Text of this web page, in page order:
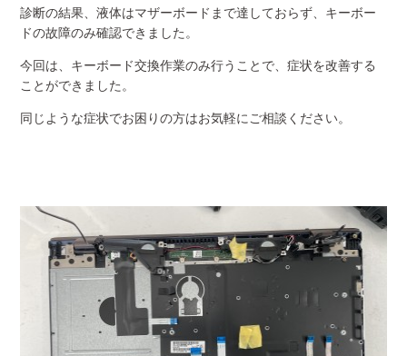
診断の結果、液体はマザーボードまで達しておらず、キーボー
ドの故障のみ確認できました。
今回は、キーボード交換作業のみ行うことで、症状を改善する
ことができました。
同じような症状でお困りの方はお気軽にご相談ください。